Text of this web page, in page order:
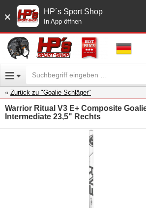
× HP´s Sport Shop
In App öffnen
Zurück zu "Goalie Schläger"
Warrior Ritual V3 E+ Composite
Intermediate 23,5" Rechts